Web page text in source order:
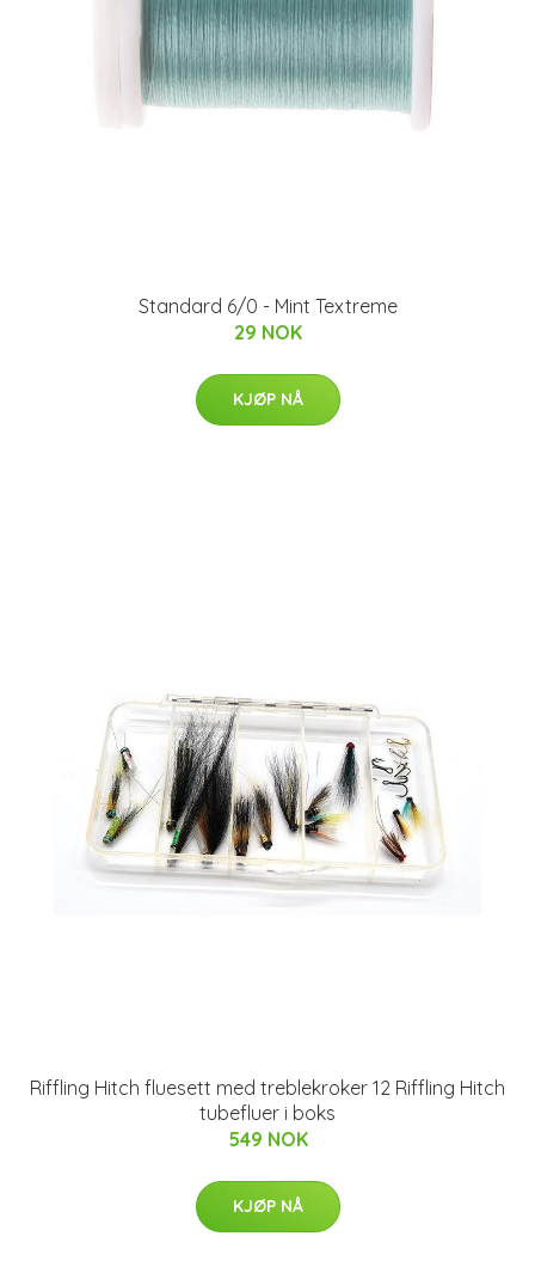
Standard 6/0 - Mint Textreme
29 NOK
KJØP NÅ
Riffling Hitch fluesett med treblekroker 12 Riffling Hitch
tubefluer i boks
549 NOK
KJØP NÅ